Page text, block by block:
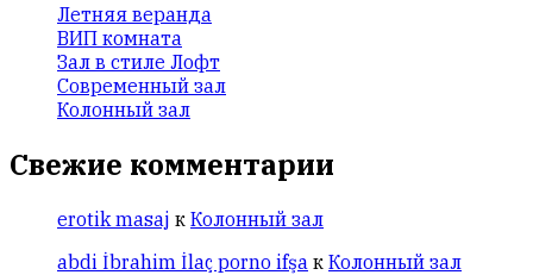
Летняя веранда
ВИП комната
Зал в стиле Лофт
Современный зал
Колонный зал
Свежие комментарии
erotik masaj к Колонный зал
abdi İbrahim İlaç porno ifşa к Колонный зал